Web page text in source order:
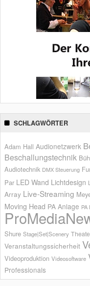
SCHLAGWÖRTER
Adam Hall Audionetzwerk
Beschallungstechnik
Audiotechnik DMX Steuerung
Par LED Wand Lichtdesign
Array Live-Streaming
Moving Head PA Anlage PA
Shure Stage|Set|Scenery
Veranstaltungssicherheit
Videoproduktion Videosoftware
Professionals